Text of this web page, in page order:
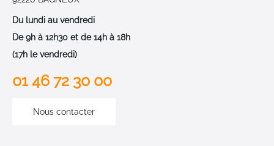
Du lundi au vendredi
De 9h à 12h30 et de 14h à 18h
(17h le vendredi)
01 46 72 30 00
Nous contacter